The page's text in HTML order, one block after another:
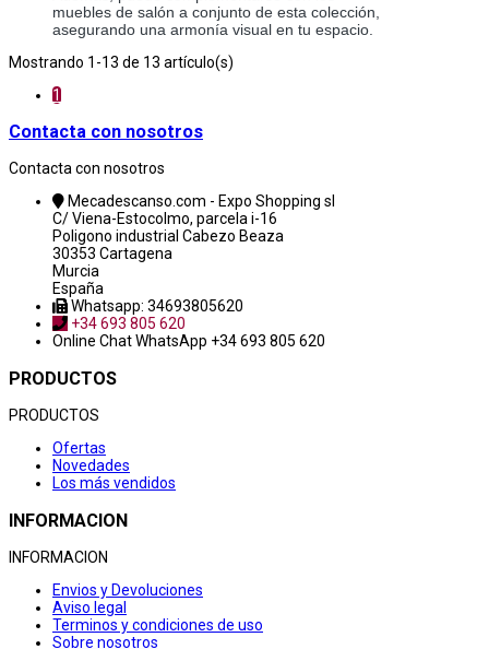
muebles de salón a conjunto de esta colección,
asegurando una armonía visual en tu espacio.
Mostrando 1-13 de 13 artículo(s)
1
Contacta con nosotros
Contacta con nosotros
Mecadescanso.com - Expo Shopping sl
C/ Viena-Estocolmo, parcela i-16
Poligono industrial Cabezo Beaza
30353 Cartagena
Murcia
España
Whatsapp: 34693805620
+34 693 805 620
Online ChatWhatsApp +34 693 805 620
PRODUCTOS
PRODUCTOS
Ofertas
Novedades
Los más vendidos
INFORMACION
INFORMACION
Envios y Devoluciones
Aviso legal
Terminos y condiciones de uso
Sobre nosotros